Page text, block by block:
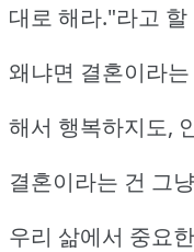
대로 해라."라고 할
왜냐면 결혼이라
해서 행복하지도,
결혼이라는 건 그
우리 삶에서 중요